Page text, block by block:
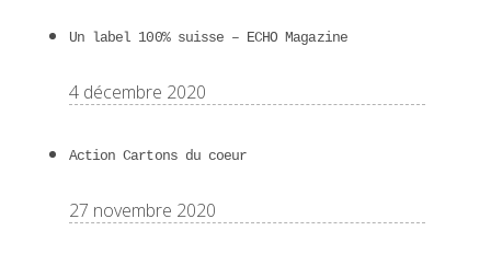
Un label 100% suisse – ECHO Magazine
4 décembre 2020
Action Cartons du coeur
27 novembre 2020